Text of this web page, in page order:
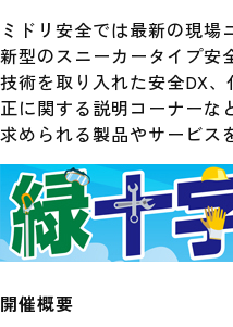
ミドリ安全では最新の現場
新型のスニーカータイプ安
技術を取り入れた安全DX
正に関する説明コーナーな
求められる製品やサービス
開催概要